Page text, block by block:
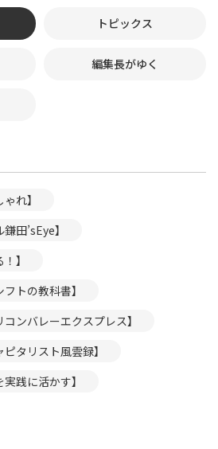
トピックス
編集長がゆく
れ】
田’sEye】
】
トの教科書】
ンバレーエクスプレス】
タリスト風雲録】
践に活かす】